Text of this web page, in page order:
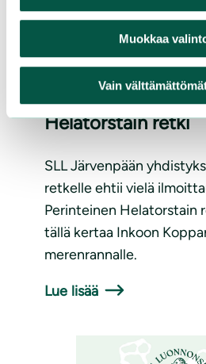
Muokkaa
Vain
| 09.05.2023
Helatorstain retki
SLL Järvenpään
retkelle ehtii vielä
Perinteinen Helatorstain
tällä kertaa Inkoon
merenrannalle.
Lue lisää